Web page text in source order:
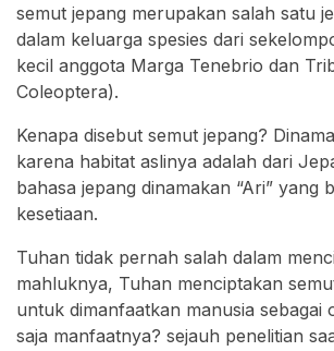
semut jepang merupakan salah satu
dalam keluarga spesies dari
kecil anggota Marga Tenebrio dan
Coleoptera).
Kenapa disebut semut jepang?
karena habitat aslinya adalah dari
bahasa jepang dinamakan “Ari” yang
kesetiaan.
Tuhan tidak pernah salah dalam
mahluknya, Tuhan menciptakan
untuk dimanfaatkan manusia sebagai
saja manfaatnya? sejauh penelitian